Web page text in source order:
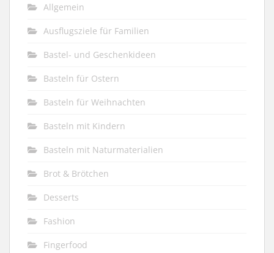
Allgemein
Ausflugsziele für Familien
Bastel- und Geschenkideen
Basteln für Ostern
Basteln für Weihnachten
Basteln mit Kindern
Basteln mit Naturmaterialien
Brot & Brötchen
Desserts
Fashion
Fingerfood